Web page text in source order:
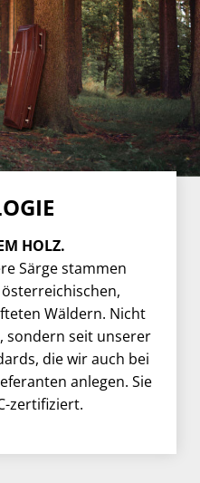
HOLZ.
Särge stammen
Wäldern. Nicht
sondern seit unserer
die wir auch bei
anlegen. Sie
zertifiziert.